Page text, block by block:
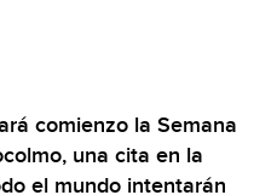
comienzo la Semana
una cita en la
el mundo intentarán